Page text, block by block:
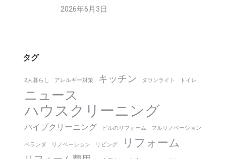
2026年6月3日
タグ
2人暮らし アレルギー対策 キッチン ダウンライト トイレ
ニュース
ハウスクリーニング
パイプクリーニング ビルのリフォーム フルリノベーション
ベランダ リノベーション リビング リフォーム